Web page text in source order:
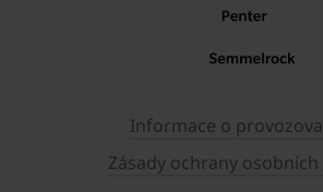
Informace o
Zásady ochrany osobních